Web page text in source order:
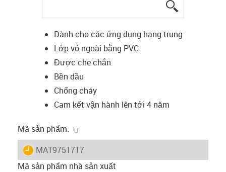
Dành cho các ứng dụng hạng trung
Lớp vỏ ngoài bằng PVC
Được che chắn
Bền dầu
Chống cháy
Cam kết vận hành lên tới 4 năm
Mã sản phẩm.
igus-icon-lieferzeit
MAT9751717
Mã sản phẩm nhà sản xuất